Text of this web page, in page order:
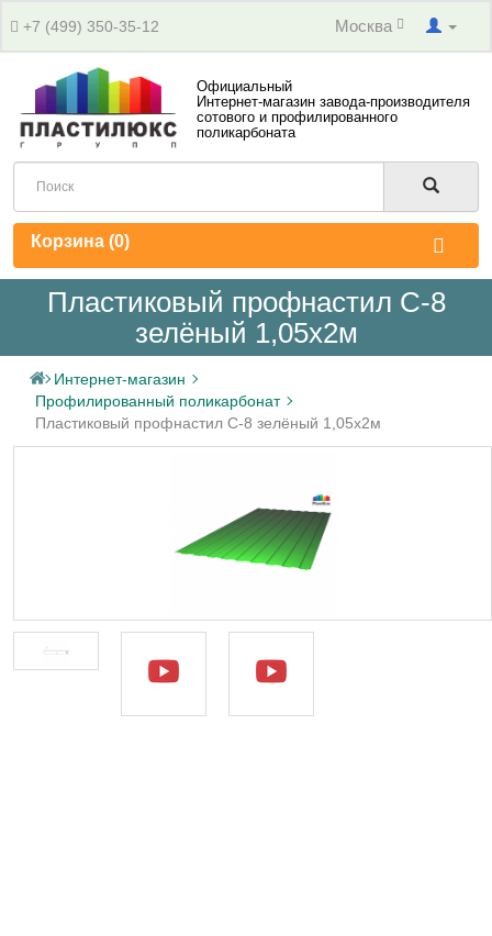
+7 (499) 350-35-12 Москва
Официальный
Интернет-магазин завода-производителя
сотового и профилированного
поликарбоната
Корзина (0)
Пластиковый профнастил С-8
зелёный 1,05х2м
Интернет-магазин
Профилированный поликарбонат
Пластиковый профнастил С-8 зелёный 1,05х2м